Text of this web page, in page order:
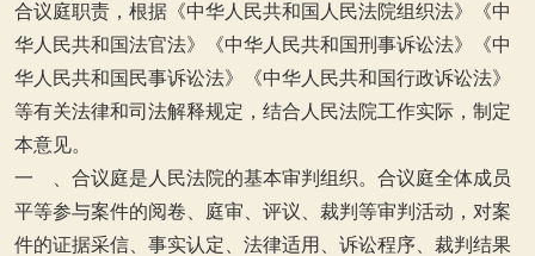
合议庭职责，根据《中华人民共和国人民法院组织法》《中
华人民共和国法官法》《中华人民共和国刑事诉讼法》《中
华人民共和国民事诉讼法》《中华人民共和国行政诉讼法》
等有关法律和司法解释规定，结合人民法院工作实际，制定
本意见。
一 、合议庭是人民法院的基本审判组织。合议庭全体成员
平等参与案件的阅卷、庭审、评议、裁判等审判活动，对案
件的证据采信、事实认定、法律适用、诉讼程序、裁判结果